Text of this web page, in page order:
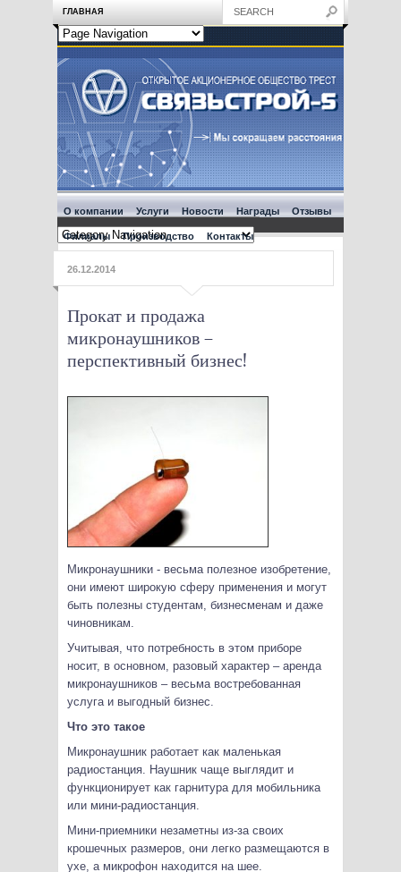
ГЛАВНАЯ
О компании Услуги Новости Награды Отзывы
Филиалы Производство Контакты
26.12.2014
Прокат и продажа
микронаушников –
перспективный бизнес!
Микронаушники - весьма полезное изобретение,
они имеют широкую сферу применения и могут
быть полезны студентам, бизнесменам и даже
чиновникам.
Учитывая, что потребность в этом приборе
носит, в основном, разовый характер – аренда
микронаушников – весьма востребованная
услуга и выгодный бизнес.
Что это такое
Микронаушник работает как маленькая
радиостанция. Наушник чаще выглядит и
функционирует как гарнитура для мобильника
или мини-радиостанция.
Мини-приемники незаметны из-за своих
крошечных размеров, они легко размещаются в
ухе, а микрофон находится на шее.